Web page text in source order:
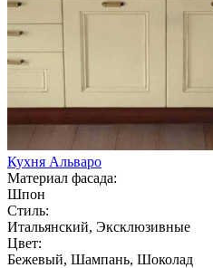
Кухня Альваро
Материал фасада:
Шпон
Стиль:
Итальянский, Эксклюзивные
Цвет:
Бежевый, Шампань, Шоколад